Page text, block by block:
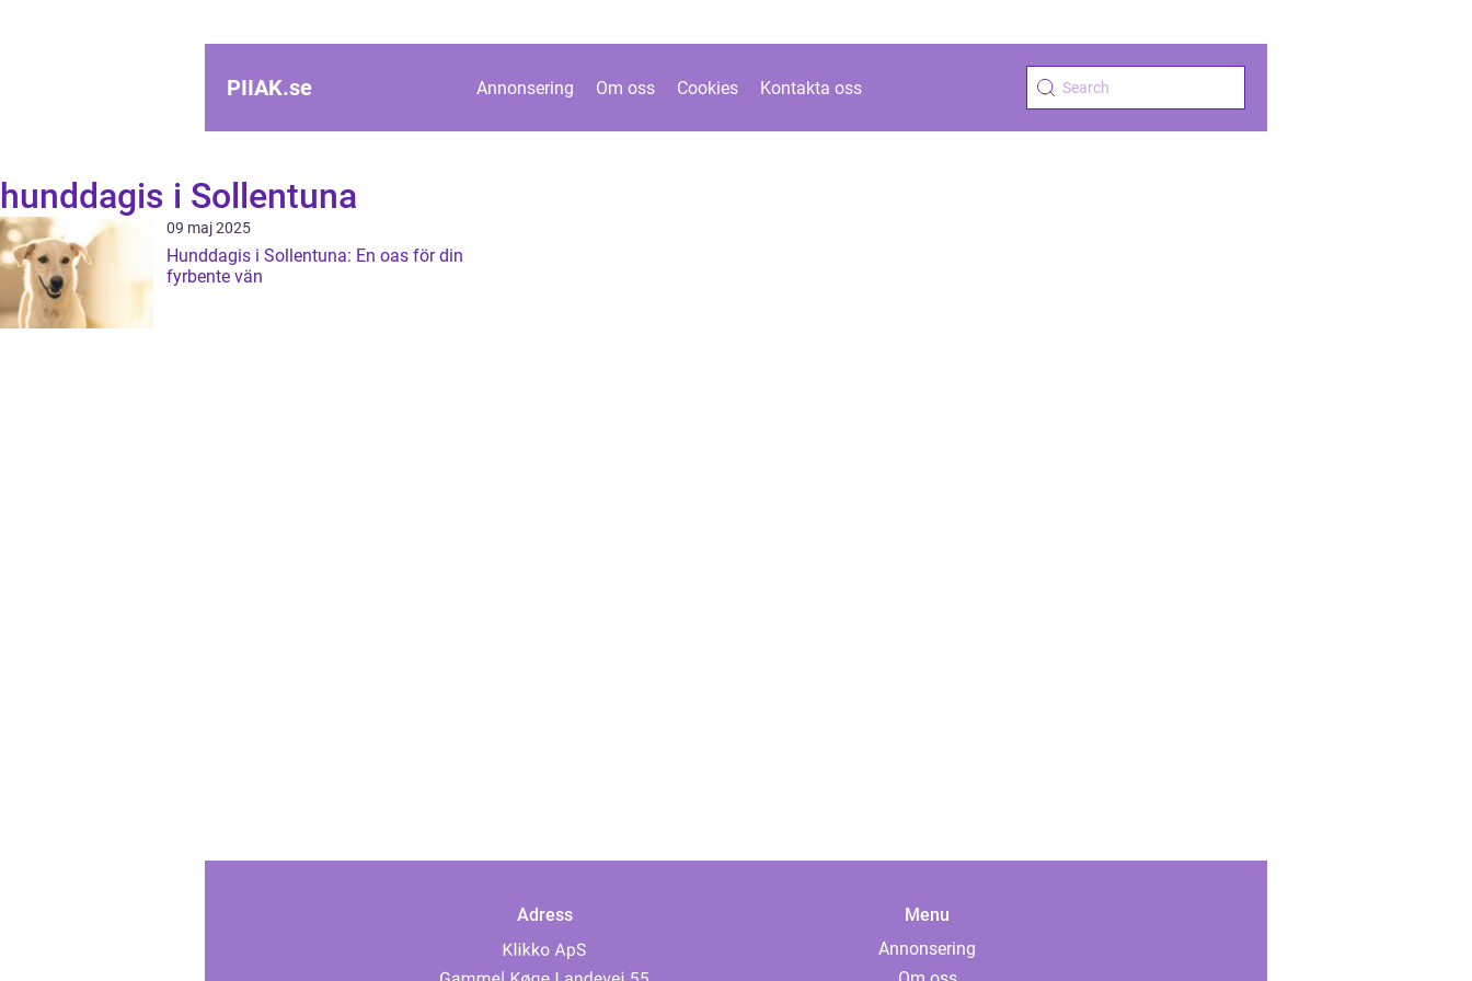
PIIAK.se Annonsering Om oss Cookies Kontakta oss
hunddagis i Sollentuna
09 maj 2025
Hunddagis i Sollentuna: En oas för din
fyrbente vän
Adress
Menu
Annonsering